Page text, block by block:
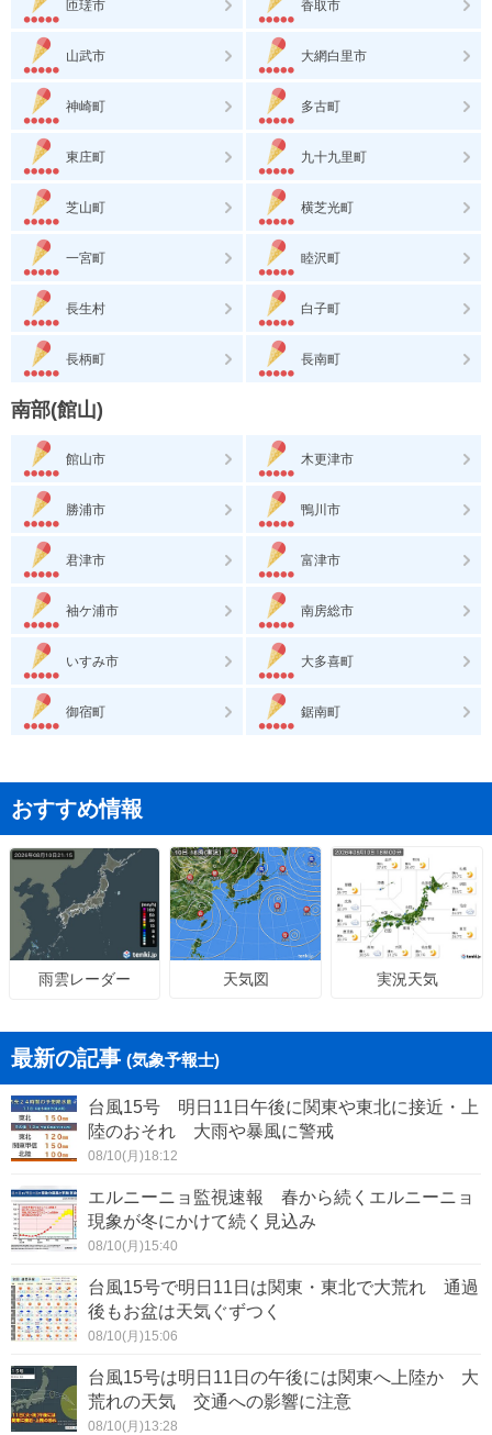
匝瑳市 香取市
山武市 大網白里市
神崎町 多古町
東庄町 九十九里町
芝山町 横芝光町
一宮町 睦沢町
長生村 白子町
長柄町 長南町
南部(館山)
館山市 木更津市
勝浦市 鴨川市
君津市 富津市
袖ケ浦市 南房総市
いすみ市 大多喜町
御宿町 鋸南町
おすすめ情報
雨雲レーダー 天気図 実況天気
最新の記事 (気象予報士)
台風15号 明日11日午後に関東や東北に接近・上
陸のおそれ 大雨や暴風に警戒
08/10(月)18:12
エルニーニョ監視速報 春から続くエルニーニョ
現象が冬にかけて続く見込み
08/10(月)15:40
台風15号で明日11日は関東・東北で大荒れ 通過
後もお盆は天気ぐずつく
08/10(月)15:06
台風15号は明日11日の午後には関東へ上陸か 大
荒れの天気 交通への影響に注意
08/10(月)13:28